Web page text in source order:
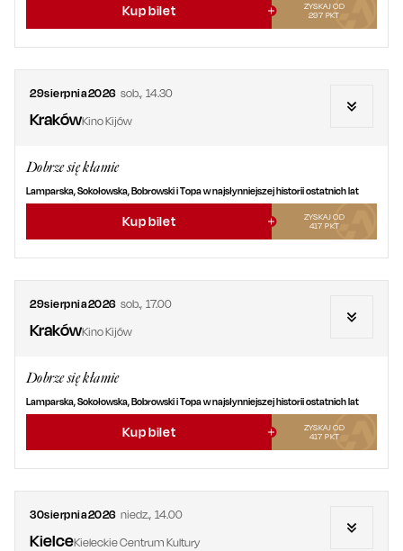
Kup bilet
ZYSKAJ OD
297 PKT
29sierpnia2026 sob., 14.30
KrakówKino Kijów
Dobrze się kłamie
Lamparska, Sokołowska, Bobrowski i Topa w najsłynniejszej historii ostatnich lat
Kup bilet
ZYSKAJ OD
417 PKT
29sierpnia2026 sob., 17.00
KrakówKino Kijów
Dobrze się kłamie
Lamparska, Sokołowska, Bobrowski i Topa w najsłynniejszej historii ostatnich lat
Kup bilet
ZYSKAJ OD
417 PKT
30sierpnia2026 niedz., 14.00
KielceKieleckie Centrum Kultury